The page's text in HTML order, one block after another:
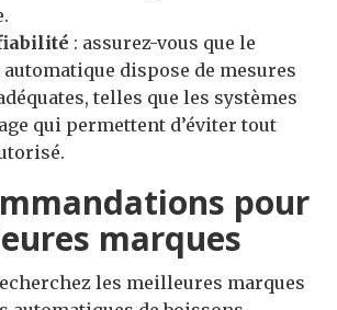
: assurez-vous que le
dispose de mesures
telles que les systèmes
qui permettent d’éviter tout
pour
marques
les meilleures marques